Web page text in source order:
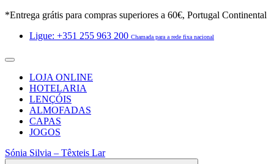
*Entrega grátis para compras superiores a 60€, Portugal Continental
Ligue: +351 255 963 200 Chamada para a rede fixa nacional
LOJA ONLINE
HOTELARIA
LENÇÓIS
ALMOFADAS
CAPAS
JOGOS
Sónia Silvia – Têxteis Lar